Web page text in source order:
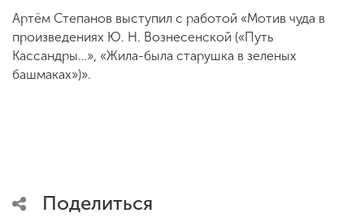
Артём Степанов выступил с работой «Мотив чуда в
произведениях Ю. Н. Вознесенской («Путь
Кассандры…», «Жила-была старушка в зеленых
башмаках»)».
Поделиться